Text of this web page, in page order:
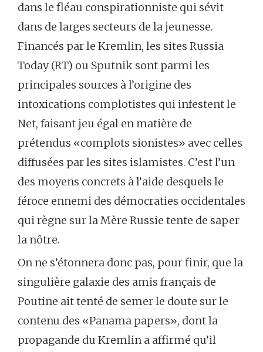
dans le fléau conspirationniste qui sévit
dans de larges secteurs de la jeunesse.
Financés par le Kremlin, les sites Russia
Today (RT) ou Sputnik sont parmi les
principales sources à l’origine des
intoxications complotistes qui infestent le
Net, faisant jeu égal en matière de
prétendus «complots sionistes» avec celles
diffusées par les sites islamistes. C’est l’un
des moyens concrets à l’aide desquels le
féroce ennemi des démocraties occidentales
qui règne sur la Mère Russie tente de saper
la nôtre.
On ne s’étonnera donc pas, pour finir, que la
singulière galaxie des amis français de
Poutine ait tenté de semer le doute sur le
contenu des «Panama papers», dont la
propagande du Kremlin a affirmé qu’il